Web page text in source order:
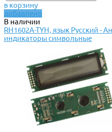
в корзину
добавлено
В наличии
RH1602A-TYH, язык Русский -
индикаторы символьные